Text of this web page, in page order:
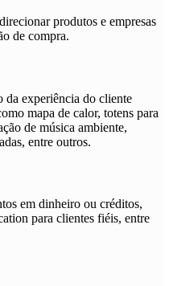
produtos e empresas
de compra.
da experiência do cliente
mapa de calor, totens para
de música ambiente,
entre outros.
em dinheiro ou créditos,
para clientes fiéis, entre